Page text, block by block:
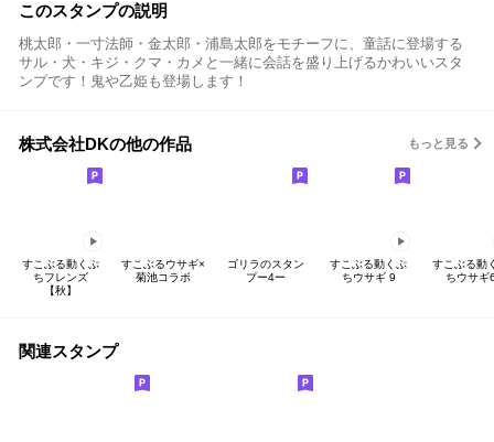
このスタンプの説明
桃太郎・一寸法師・金太郎・浦島太郎をモチーフに、童話に登場する
サル・犬・キジ・クマ・カメと一緒に会話を盛り上げるかわいいスタ
ンプです！鬼や乙姫も登場します！
株式会社DKの他の作品 もっと見る
すこぶる動くぷ
ちフレンズ
【秋】
すこぶるウサギ×
菊池コラボ
ゴリラのスタン
プー4ー
すこぶる動くぷ
ちウサギ 9
すこぶる動
ちウサギ
関連スタンプ